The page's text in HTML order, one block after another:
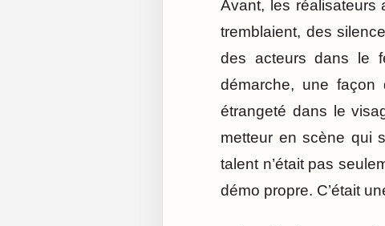
Avant, les réalisateurs
tremblaient, des
des acteurs dans le
démarche, une façon
étrangeté dans le
metteur en scène qui
talent n’était pas
démo propre. C’était